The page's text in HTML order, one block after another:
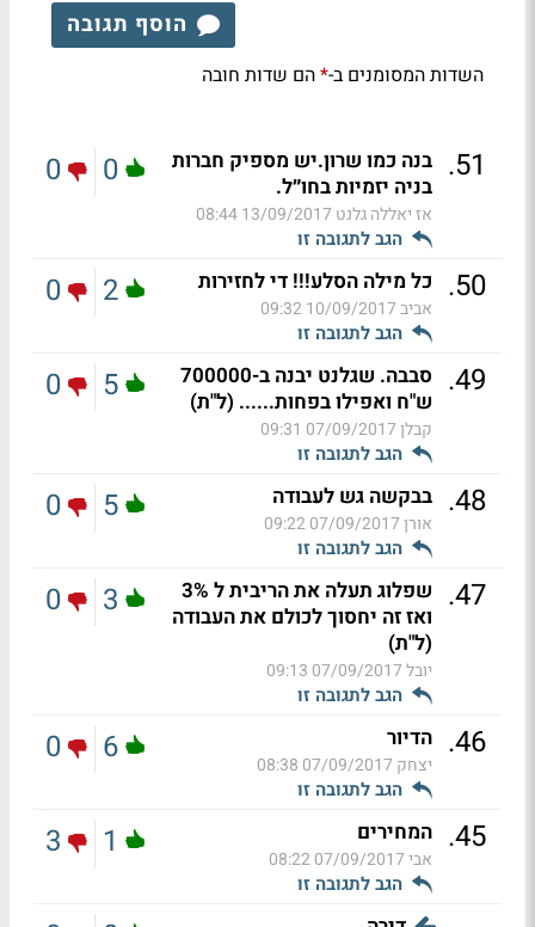
הוסף תגובה
השדות המסומנים ב-*הם שדות חובה
51
. בנה כמו שרון.יש מספיק חברות
בניה יזמיות בחו״ל.
אז יאללה גלנט 13/09/2017 08:44
הגב לתגובה זו
0
0
50
. כל מילה הסלע!!! די לחזירות
אביב10/09/2017 09:32
הגב לתגובה זו
2
0
49
.
סבבה. שגלנט יבנה ב-700000
ש"ח ואפילו בפחות...... (ל"ת)
קבלן07/09/2017 09:31
הגב לתגובה זו
5
0
48
. בבקשה גש לעבודה
אורן07/09/2017 09:22
הגב לתגובה זו
5
0
47
.
שפלוג תעלה את הריבית ל 3%
ואז זה יחסוך לכולם את העבודה
(ל"ת)
יובל07/09/2017 09:13
הגב לתגובה זו
3
0
46
. הדיור
יצחק 07/09/2017 08:38
הגב לתגובה זו
6
0
45
. המחירים
אבי07/09/2017 08:22
הגב לתגובה זו
1
3